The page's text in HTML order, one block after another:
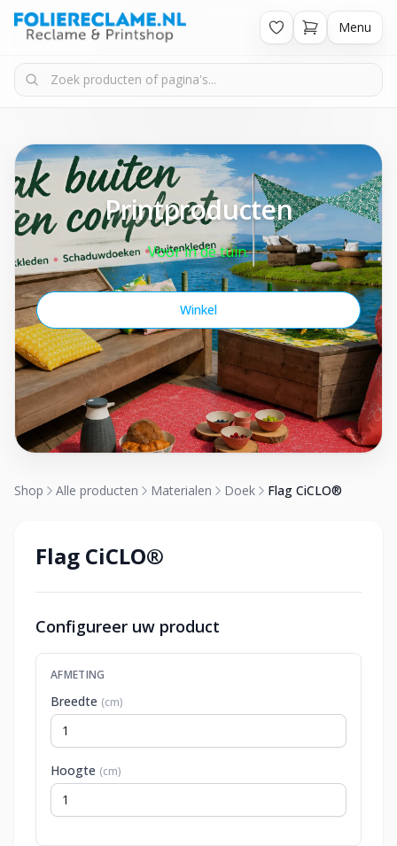
Menu
Printproducten
Voor in de tuin.
Winkel
Shop Alle producten Materialen Doek Flag CiCLO®
Flag CiCLO®
Configureer uw product
AFMETING
Breedte (cm)
Hoogte (cm)